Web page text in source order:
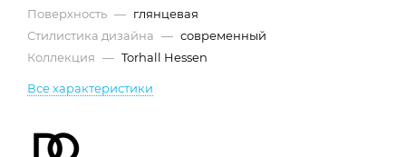
Поверхность — глянцевая
Стилистика дизайна — современный
Коллекция — Torhall Hessen
Все характеристики